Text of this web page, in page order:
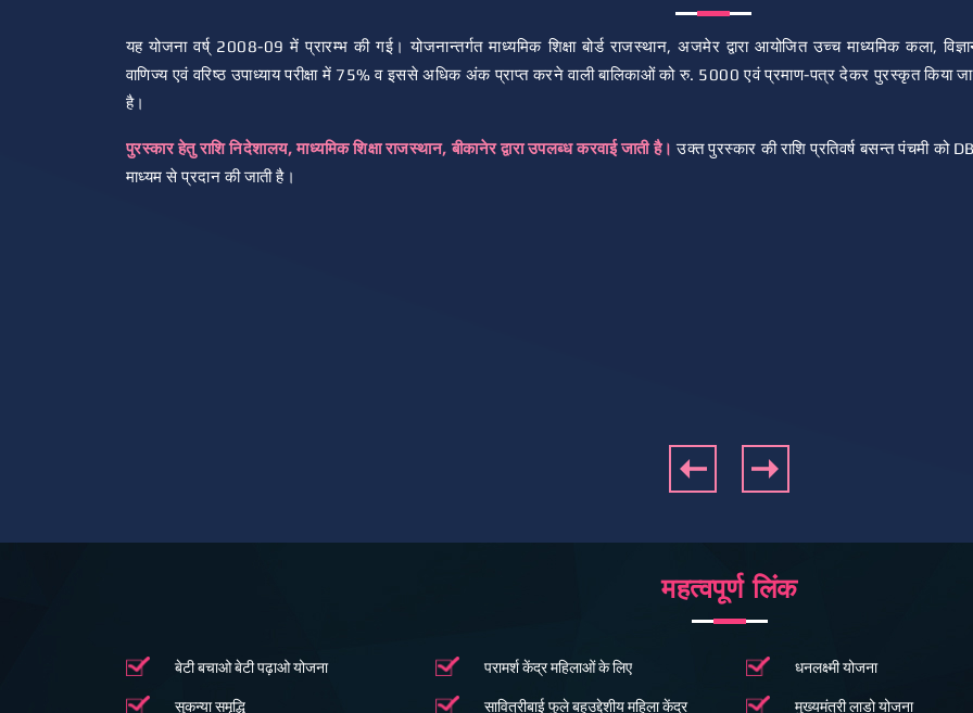
यह योजना वर्ष् 2008-09 में प्रारम्भ की गई। योजनान्तर्गत माध्यमिक शिक्षा बोर्ड राजस्थान, अजमेर द्वारा आयोजित उच्च माध्यमिक कला,
वाणिज्य एवं वरिष्ठ उपाध्याय परीक्षा में 75% व इससे अधिक अंक प्राप्त करने वाली बालिकाओं को रु. 5000 एवं प्रमाण-पत्र देकर पुरस्कृत किया
है।
पुरस्कार हेतु राशि निदेशालय, माध्यमिक शिक्षा राजस्थान, बीकानेर द्वारा उपलब्ध करवाई जाती है। उक्त पुरस्कार की राशि प्रतिवर्ष बसन्त पंचमी को
माध्यम से प्रदान की जाती है।
Previous
महत्वपूर्ण लिंक
बेटी बचाओ बेटी पढ़ाओ योजना
सुकन्या समृद्धि
परामर्श केंद्र महिलाओं के लिए
सावित्रीबाई फुले बहुउद्देशीय महिला केंद्र
धनलक्ष्मी योजना
मुख्यमंत्री लाडो योजना